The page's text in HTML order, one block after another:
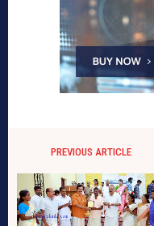
PREVIOUS ARTICLE